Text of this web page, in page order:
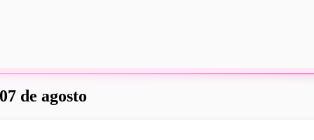
de agosto